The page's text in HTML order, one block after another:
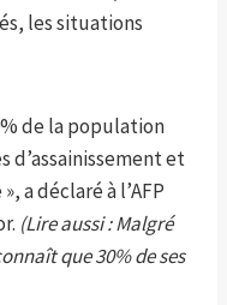
les situations
de la population
d’assainissement et
a déclaré à l’AFP
(Lire aussi : Malgré
que 30% de ses